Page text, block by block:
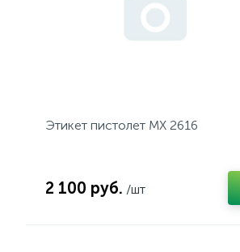
Этикет пистолет МХ 2616
2 100 руб. /шт